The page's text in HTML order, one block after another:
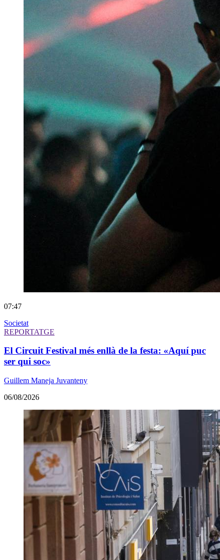
07:47
Societat
REPORTATGE
El Circuit Festival més enllà de la festa: «Aquí puc
ser qui soc»
Guillem Maneja Juvanteny
06/08/2026